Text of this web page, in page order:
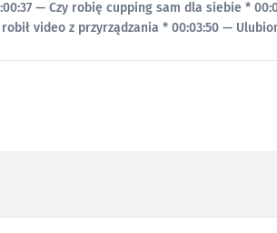
* 00:03:50 — Ulubiony przepis na